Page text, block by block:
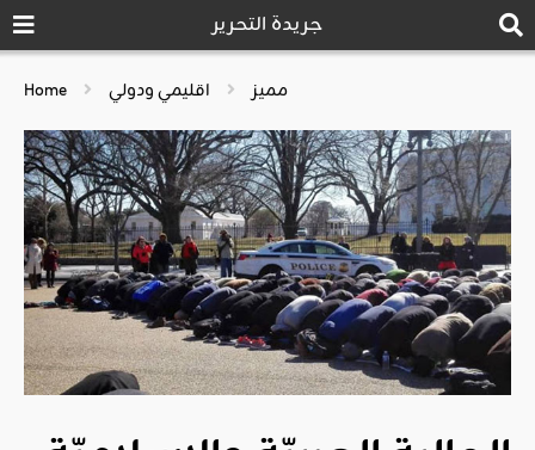
جريدة التحرير
Home مميز اقليمي ودولي